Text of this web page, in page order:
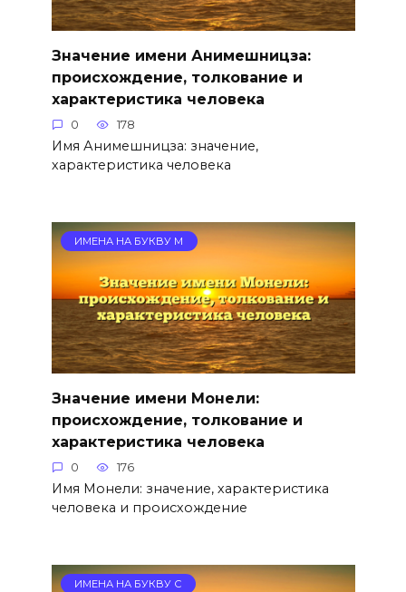
Значение имени Анимешницза:
происхождение, толкование и
характеристика человека
0 178
Имя Анимешницза: значение,
характеристика человека
ИМЕНА НА БУКВУ М
Значение имени Монели:
происхождение, толкование и
характеристика человека
0 176
Имя Монели: значение, характеристика
человека и происхождение
ИМЕНА НА БУКВУ С